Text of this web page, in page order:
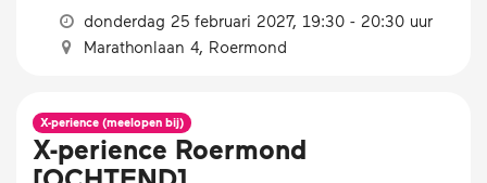
donderdag 25 februari 2027, 19:30 - 20:30 uur
Marathonlaan 4, Roermond
X-perience (meelopen bij)
X-perience Roermond